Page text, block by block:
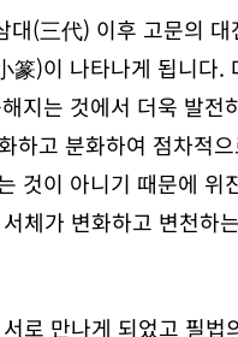
(三代) 이후 고문의
)이 나타나게 됩니다.
지는 것에서 더욱 발전
하고 분화하여 점차적
것이 아니기 때문에 위
체가 변화하고 변천하
로 만나게 되었고 필법